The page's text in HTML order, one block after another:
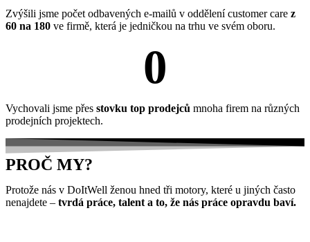
Zvýšili jsme počet odbavených e-mailů v oddělení customer care z
60 na 180 ve firmě, která je jedničkou na trhu ve svém oboru.
0
Vychovali jsme přes stovku top prodejců mnoha firem na různých
prodejních projektech.
PROČ MY?
Protože nás v DoItWell ženou hned tři motory, které u jiných často
nenajdete – tvrdá práce, talent a to, že nás práce opravdu baví.